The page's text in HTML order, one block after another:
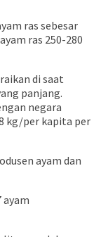
ras sebesar
ras 250-280
di saat
panjang.
negara
kg/per kapita per
ayam dan
ayam